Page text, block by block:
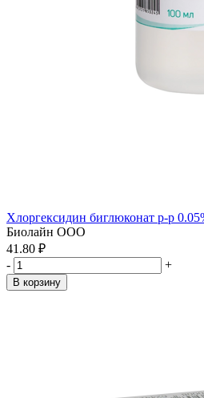
Хлоргексидин биглюконат р-р
Биолайн ООО
41.80 ₽
-
+
В корзину